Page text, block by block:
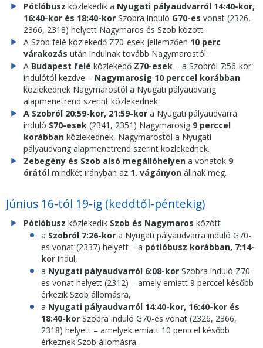
Pótlóbusz közlekedik a Nyugati pályaudvarról 14:40-kor,
16:40-kor és 18:40-kor Szobra induló G70-es vonat (2326,
2366, 2318) helyett Nagymaros és Szob között.
A Szob felé közlekedő Z70-esek jellemzően 10 perc
várakozás után indulnak tovább Nagymarostól.
A Budapest felé közlekedő Z70-esek – a Szobról 7:56-kor
indulótól kezdve – Nagymarosig 10 perccel korábban
közlekednek Nagymarostól a Nyugati pályaudvarig
alapmenetrend szerint közlekednek.
A Szobról 20:59-kor, 21:59-kor a Nyugati pályaudvarra
induló S70-esek (2341, 2351) Nagymarosig 9 perccel
korábban közlekednek, Nagymarostól a Nyugati
pályaudvarig alapmenetrend szerint közlekednek.
Zebegény és Szob alsó megállóhelyen a vonatok 9
órától mindkét irányban az 1. vágányon állnak meg.
Június 16-tól 19-ig (keddtől-péntekig)
Pótlóbusz közlekedik Szob és Nagymaros között
a Szobról 7:26-kor a Nyugati pályaudvarra induló G70-
es vonat (2337) helyett – a pótlóbusz korábban, 7:14-
kor indul,
a Nyugati pályaudvarról 6:08-kor Szobra induló Z70-
es vonat helyett (2312) – amely emiatt 9 perccel később
érkezik Szob állomásra,
a Nyugati pályaudvarról 14:40-kor, 16:40-kor és
18:40-kor Szobra induló G70-es vonat (2326, 2366,
2318) helyett – amelyek emiatt 10 perccel később
érkeznek Szob állomásra.